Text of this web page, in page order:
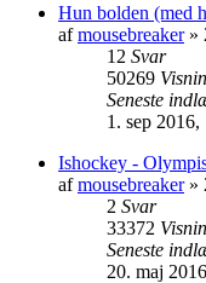
Hun bolden (med
afmousebreaker»
12 Svar
50269
Seneste
1. sep 2016,
Ishockey -
afmousebreaker»
2 Svar
33372
Seneste
20. maj